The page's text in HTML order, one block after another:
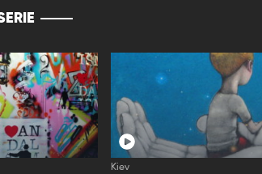
Kiev